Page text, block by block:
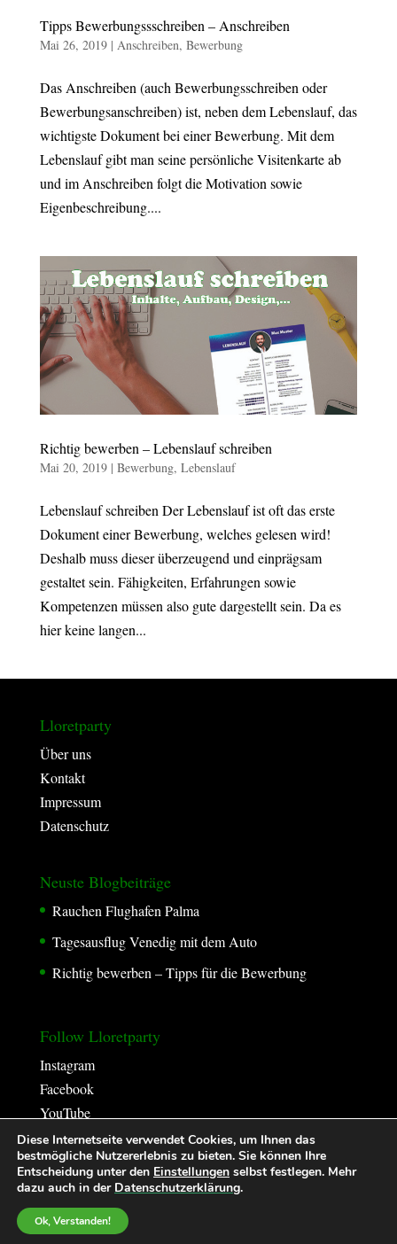
Tipps Bewerbungssschreiben – Anschreiben
Mai 26, 2019| Anschreiben, Bewerbung
Das Anschreiben (auch Bewerbungsschreiben oder
Bewerbungsanschreiben) ist, neben dem Lebenslauf, das
wichtigste Dokument bei einer Bewerbung. Mit dem
Lebenslauf gibt man seine persönliche Visitenkarte ab
und im Anschreiben folgt die Motivation sowie
Eigenbeschreibung....
Richtig bewerben – Lebenslauf schreiben
Mai 20, 2019| Bewerbung, Lebenslauf
Lebenslauf schreiben Der Lebenslauf ist oft das erste
Dokument einer Bewerbung, welches gelesen wird!
Deshalb muss dieser überzeugend und einprägsam
gestaltet sein. Fähigkeiten, Erfahrungen sowie
Kompetenzen müssen also gute dargestellt sein. Da es
hier keine langen...
Lloretparty
Über uns
Kontakt
Impressum
Datenschutz
Neuste Blogbeiträge
Rauchen Flughafen Palma
Tagesausflug Venedig mit dem Auto
Richtig bewerben – Tipps für die Bewerbung
Follow Lloretparty
Instagram
Facebook
YouTube
Diese Internetseite verwendet Cookies, um Ihnen das
bestmögliche Nutzererlebnis zu bieten. Sie können Ihre
Entscheidung unter den Einstellungen selbst festlegen. Mehr
dazu auch in der Datenschutzerklärung.
Ok, Verstanden!